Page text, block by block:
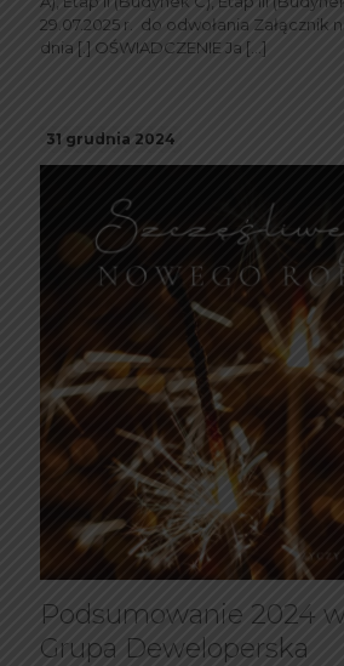
29.07.2025 r. do odwołania Załącznik
dnia [.] OŚWIADCZENIE Ja […]
31 grudnia 2024
Podsumowanie 2024
Grupa Deweloperska